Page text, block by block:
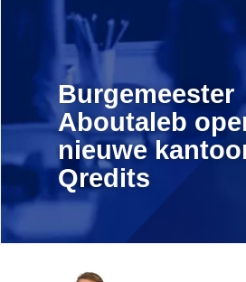
Burgemeester
Aboutaleb
nieuwe
Qredits